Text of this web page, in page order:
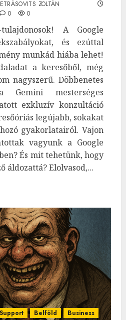
ZOLTÁN
0 0
A Google
és ezúttal
munkád hiába lehet!
a keresőből, még
nagyszerű. Döbbenetes
Gemini mesterséges
exkluzív konzultáció
legújabb, sokakat
gyakorlatairól. Vajon
vagyunk a Google
És mit tehetünk, hogy
áldozattá? Elolvasod,...
Belföld
Business